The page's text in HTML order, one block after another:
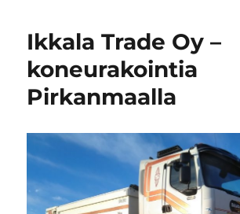
Ikkala Trade Oy –
koneurakointia
Pirkanmaalla